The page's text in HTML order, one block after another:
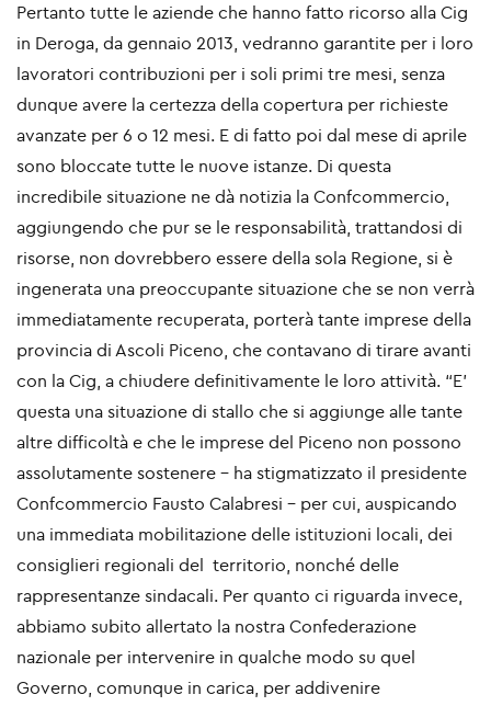
Pertanto tutte le aziende che hanno fatto ricorso alla Cig
in Deroga, da gennaio 2013, vedranno garantite per i loro
lavoratori contribuzioni per i soli primi tre mesi, senza
dunque avere la certezza della copertura per richieste
avanzate per 6 o 12 mesi. E di fatto poi dal mese di aprile
sono bloccate tutte le nuove istanze. Di questa
incredibile situazione ne dà notizia la Confcommercio,
aggiungendo che pur se le responsabilità, trattandosi di
risorse, non dovrebbero essere della sola Regione, si è
ingenerata una preoccupante situazione che se non verrà
immediatamente recuperata, porterà tante imprese della
provincia di Ascoli Piceno, che contavano di tirare avanti
con la Cig, a chiudere definitivamente le loro attività. “E’
questa una situazione di stallo che si aggiunge alle tante
altre difficoltà e che le imprese del Piceno non possono
assolutamente sostenere - ha stigmatizzato il presidente
Confcommercio Fausto Calabresi - per cui, auspicando
una immediata mobilitazione delle istituzioni locali, dei
consiglieri regionali del territorio, nonché delle
rappresentanze sindacali. Per quanto ci riguarda invece,
abbiamo subito allertato la nostra Confederazione
nazionale per intervenire in qualche modo su quel
Governo, comunque in carica, per addivenire